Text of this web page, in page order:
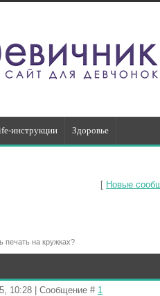
инструкции Здоровье
[ Новые
печать на кружках?
10:28 | Сообщение # 1